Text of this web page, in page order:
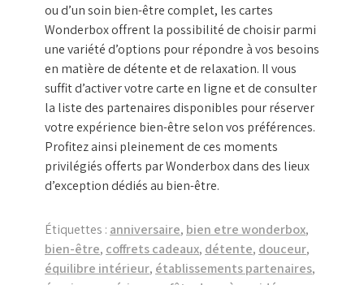
ou d’un soin bien-être complet, les cartes
Wonderbox offrent la possibilité de choisir parmi
une variété d’options pour répondre à vos besoins
en matière de détente et de relaxation. Il vous
suffit d’activer votre carte en ligne et de consulter
la liste des partenaires disponibles pour réserver
votre expérience bien-être selon vos préférences.
Profitez ainsi pleinement de ces moments
privilégiés offerts par Wonderbox dans des lieux
d’exception dédiés au bien-être.
Étiquettes : anniversaire, bien etre wonderbox,
bien-être, coffrets cadeaux, détente, douceur,
équilibre intérieur, établissements partenaires,